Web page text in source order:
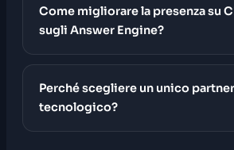
Come migliorare la presenza su
sugli Answer Engine?
Perché scegliere un unico partner
tecnologico?